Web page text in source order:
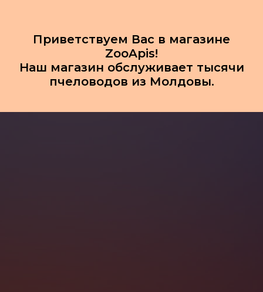
Приветствуем Вас в магазине
ZooApis!
Наш магазин обслуживает тысячи
пчеловодов из Молдовы.